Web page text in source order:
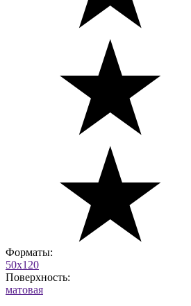
Форматы:
50x120
Поверхность:
матовая